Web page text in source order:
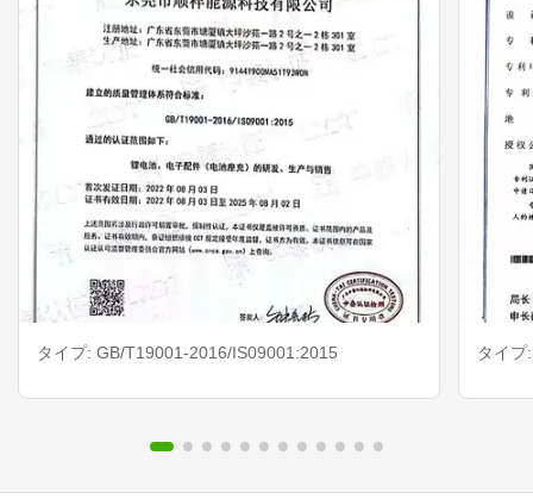
タイプ: GB/T19001-2016/IS09001:2015 タイ